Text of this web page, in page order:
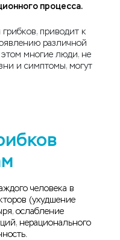
процесса.
приводит к
различной
многие люди, не
и симптомы, могут
человека в
(ухудшение
ослабление
нерационального